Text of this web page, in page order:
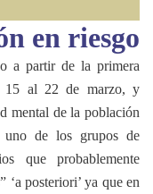
en riesgo
a partir de la primera
15 al 22 de marzo, y
mental de la población
uno de los grupos de
que probablemente
‘a posteriori’ ya que en